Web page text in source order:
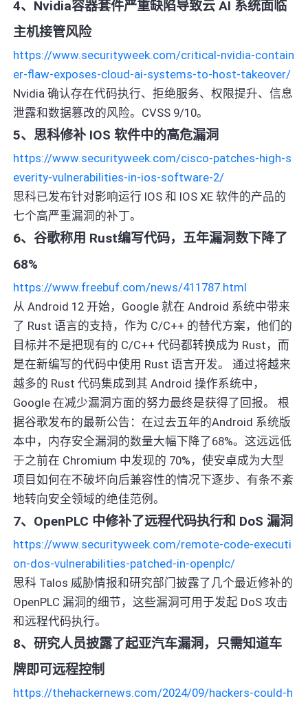
4、Nvidia容器套件严重缺陷导致云 AI 系统面临
主机接管风险
https://www.securityweek.com/critical-nvidia-contain
er-flaw-exposes-cloud-ai-systems-to-host-takeover/
Nvidia 确认存在代码执行、拒绝服务、权限提升、信息
泄露和数据篡改的风险。CVSS 9/10。
5、思科修补 IOS 软件中的高危漏洞
https://www.securityweek.com/cisco-patches-high-s
everity-vulnerabilities-in-ios-software-2/
思科已发布针对影响运行 IOS 和 IOS XE 软件的产品的
七个高严重漏洞的补丁。
6、谷歌称用 Rust编写代码，五年漏洞数下降了
68%
https://www.freebuf.com/news/411787.html
从 Android 12 开始，Google 就在 Android 系统中带来
了 Rust 语言的支持，作为 C/C++ 的替代方案，他们的
目标并不是把现有的 C/C++ 代码都转换成为 Rust，而
是在新编写的代码中使用 Rust 语言开发。 通过将越来
越多的 Rust 代码集成到其 Android 操作系统中，
Google 在减少漏洞方面的努力最终是获得了回报。 根
据谷歌发布的最新公告：在过去五年的Android 系统版
本中，内存安全漏洞的数量大幅下降了68%。这远远低
于之前在 Chromium 中发现的 70%，使安卓成为大型
项目如何在不破坏向后兼容性的情况下逐步、有条不紊
地转向安全领域的绝佳范例。
7、OpenPLC 中修补了远程代码执行和 DoS 漏洞
https://www.securityweek.com/remote-code-executi
on-dos-vulnerabilities-patched-in-openplc/
思科 Talos 威胁情报和研究部门披露了几个最近修补的
OpenPLC 漏洞的细节，这些漏洞可用于发起 DoS 攻击
和远程代码执行。
8、研究人员披露了起亚汽车漏洞，只需知道车
牌即可远程控制
https://thehackernews.com/2024/09/hackers-could-h